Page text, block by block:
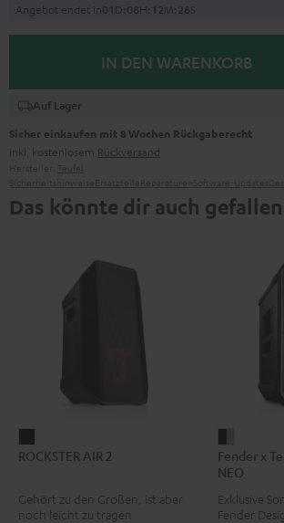
Angebot endet in01D:08H:1 2M: 25S
IN DEN WARENKORB
Auf Lager
Sicher einkaufen mit 8 Wochen Rückgaberecht
inkl. kostenlosem Rückversand
Das könnte dir auch gefallen
AIR
Schwarz
ROCKSTER AIR 2
Gehört zu den Großen, ist aber
noch leicht zu tragen
x
Teufel
Fender x
NEO
Exklusive
Fender